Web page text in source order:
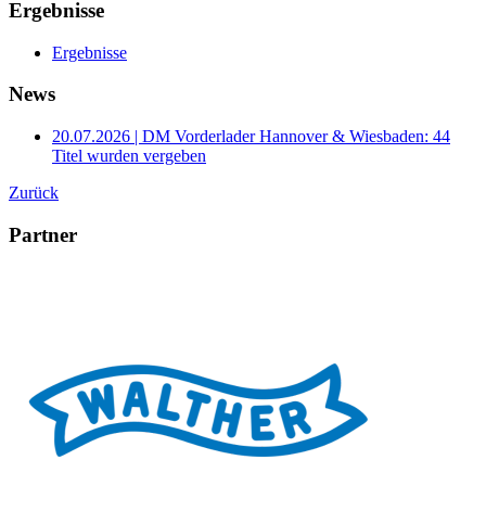
Ergebnisse
Ergebnisse
News
20.07.2026 | DM Vorderlader Hannover & Wiesbaden: 44
Titel wurden vergeben
Zurück
Partner